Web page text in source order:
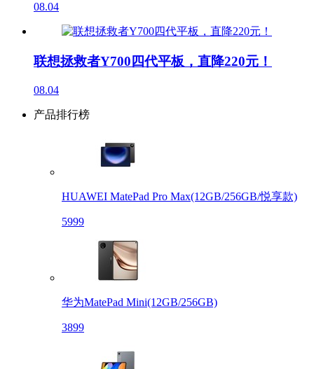
08.04
联想拯救者Y700四代平板，直降220元！
08.04
产品排行榜
HUAWEI MatePad Pro Max(12GB/256GB/悦享款)
5999
华为MatePad Mini(12GB/256GB)
3899